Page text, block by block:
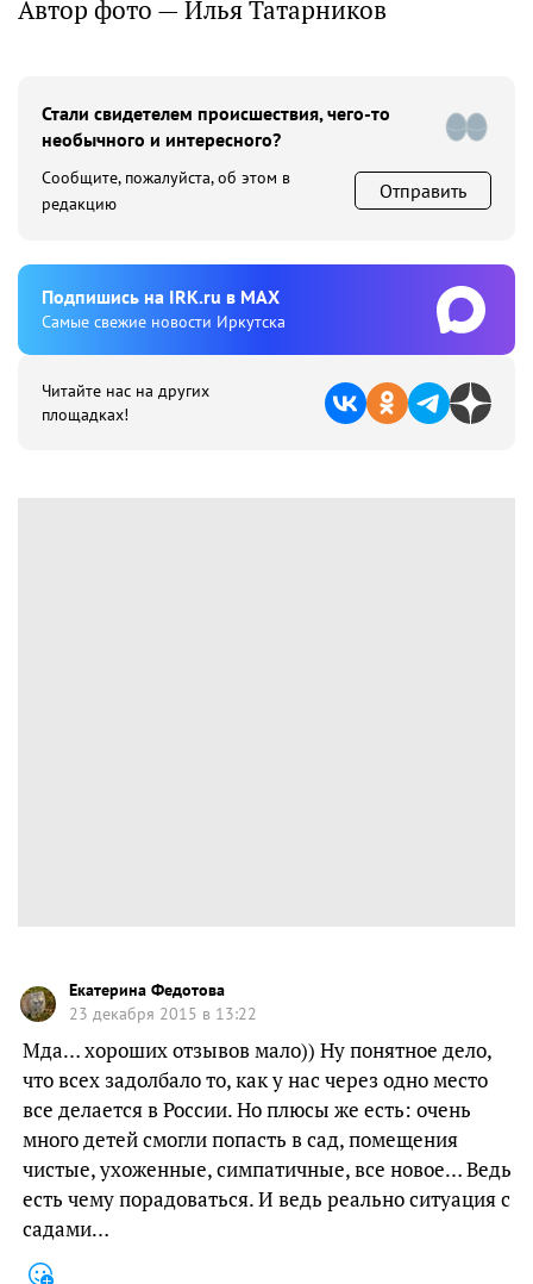
Автор фото — Илья Татарников
Стали свидетелем происшествия, чего-то
необычного и интересного?
Сообщите, пожалуйста, об этом в
редакцию
Отправить
Подпишиcь на IRK.ru в MAX
Cамые свежие новости Иркутска
Читайте нас на других
площадках!
Екатерина Федотова
23 декабря 2015 в 13:22
Мда… хороших отзывов мало)) Ну понятное дело,
что всех задолбало то, как у нас через одно место
все делается в России. Но плюсы же есть: очень
много детей смогли попасть в сад, помещения
чистые, ухоженные, симпатичные, все новое… Ведь
есть чему порадоваться. И ведь реально ситуация с
садами…